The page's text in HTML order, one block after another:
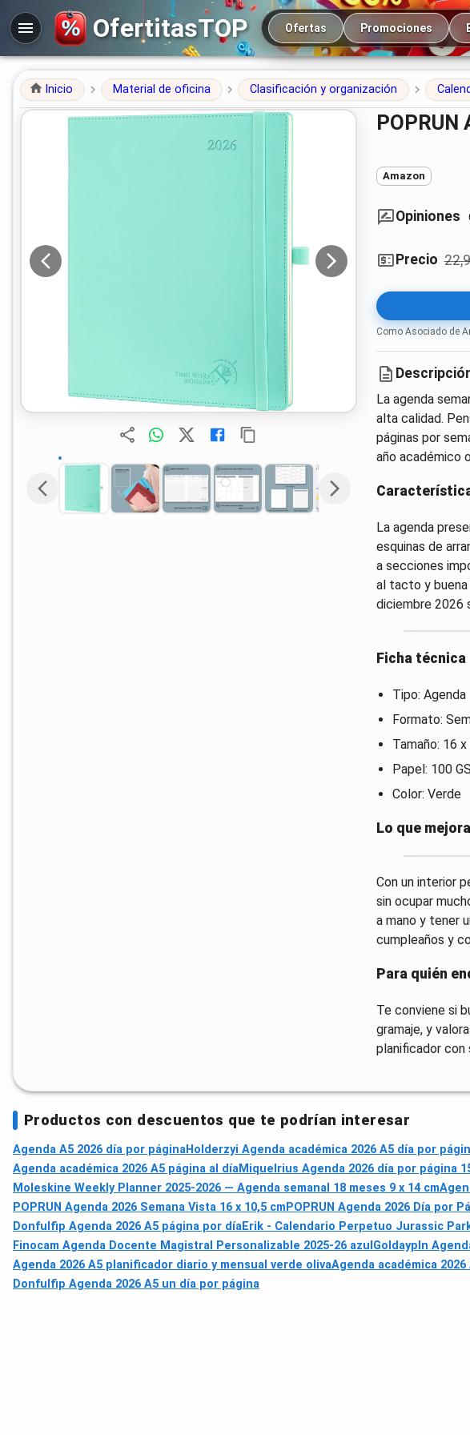
OfertitasTOP Navegación principal
Ofertas Promociones
Inicio Material de oficina Clasificación y organización
Amazon
Opiniones
Precio
Como Asociado de
La agenda
alta calidad.
páginas por
año académico
La agenda
esquinas de
a secciones
al tacto y buena
diciembre 2026
Ficha técnica
Tipo: Agenda
Formato:
Tamaño: 16
Papel: 100
Color: Verde
Lo que
Con un interior
sin ocupar
a mano y tener
cumpleaños y
Para quién
Te conviene si
gramaje, y
planificador con
Productos con descuentos que te podrían interesar
Agenda A5 2026 día por páginaHolderzyi Agenda académica 2026 A5 día por
Agenda académica 2026 A5 página al díaMiquelrius Agenda 2026 día por página
Moleskine Weekly Planner 2025-2026 — Agenda semanal 18 meses 9 x 14 cm
POPRUN Agenda 2026 Semana Vista 16 x 10,5 cm POPRUN Agenda 2026 Día por
Donfulfip Agenda 2026 A5 página por díaErik - Calendario Perpetuo Jurassic
Finocam Agenda Docente Magistral Personalizable 2025-26 azul Goldaypln
Agenda 2026 A5 planificador diario y mensual verde olivaAgenda académica
Donfulfip Agenda 2026 A5 un día por página